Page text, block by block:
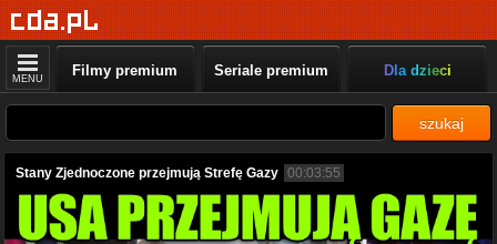
MENU Filmy premium Seriale premium Dla dzieci
szukaj
Stany Zjednoczone przejmują Strefę Gazy 00:03:55